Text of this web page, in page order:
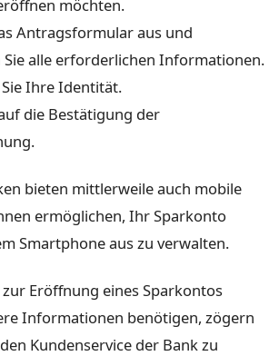
möchten.
Antragsformular aus und
alle erforderlichen Informationen.
Ihre Identität.
die Bestätigung der
bieten mittlerweile auch mobile
ermöglichen, Ihr Sparkonto
Smartphone aus zu verwalten.
zur Eröffnung eines Sparkontos
Informationen benötigen, zögern
Kundenservice der Bank zu